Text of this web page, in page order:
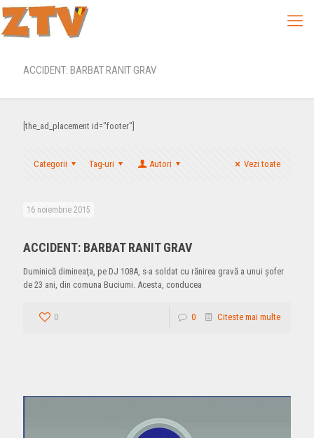
ACCIDENT: BARBAT RANIT GRAV
[the_ad_placement id="footer"]
Categorii Tag-uri Autori Vezi toate
16 noiembrie 2015
ACCIDENT: BARBAT RANIT GRAV
Duminică dimineaţa, pe DJ 108A, s-a soldat cu rănirea gravă a unui şofer
de 23 ani, din comuna Buciumi. Acesta, conducea
0 0 Citeste mai multe